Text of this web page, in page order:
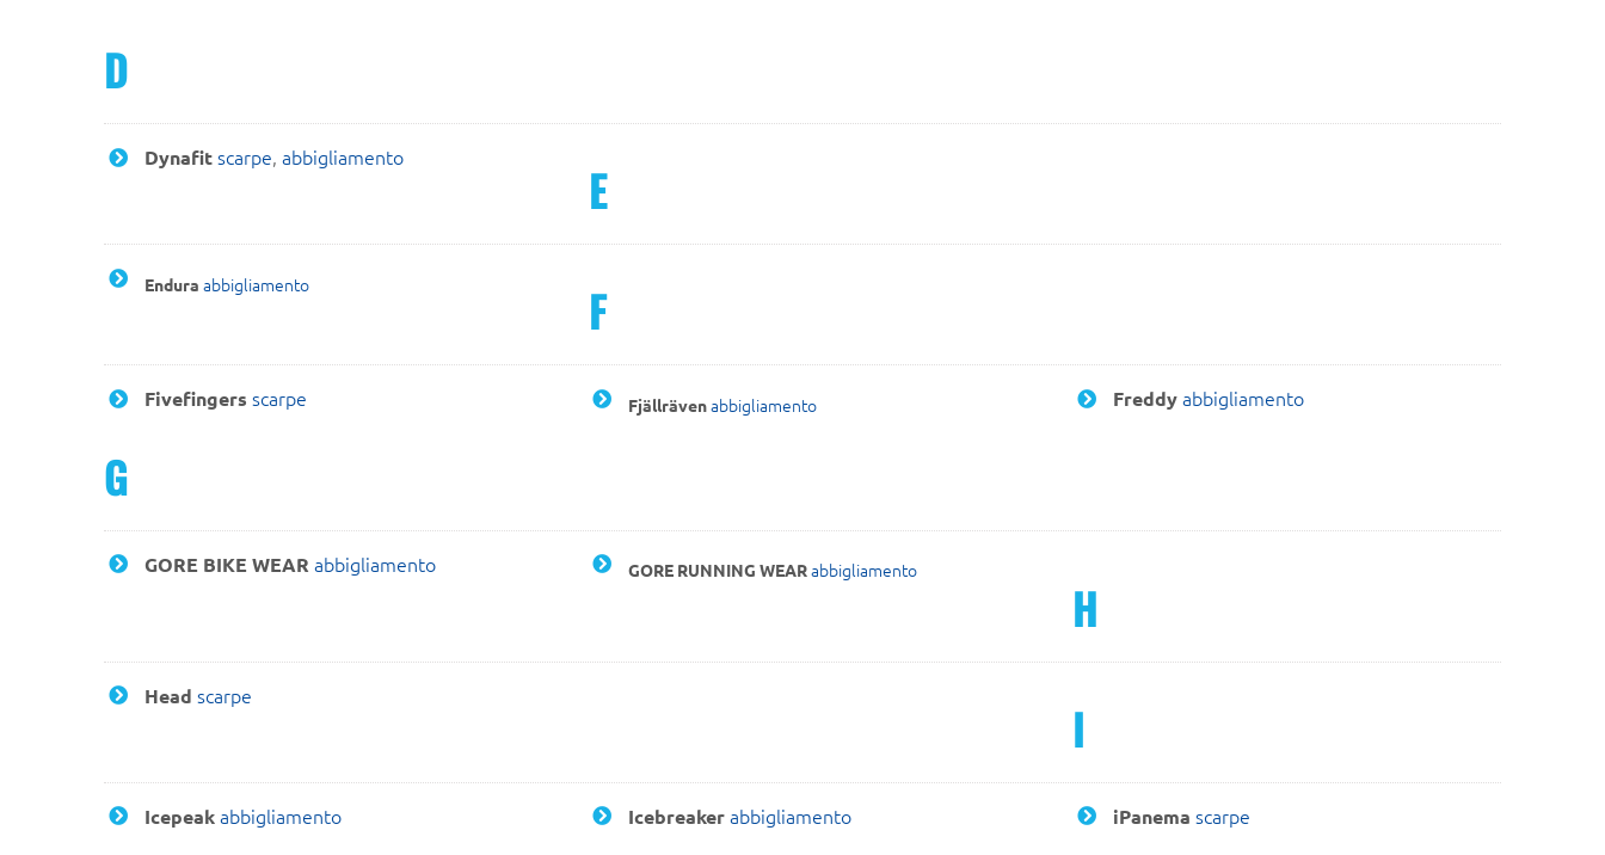
D
Dynafit scarpe, abbigliamento
E
Endura abbigliamento F
Fivefingers scarpe Fjällrävenabbigliamento Freddy abbigliamento
G
GORE BIKE WEAR abbigliamento GORE RUNNING WEARabbigliamento
H
Head scarpe
I
Icepeak abbigliamento Icebreakerabbigliamento iPanema scarpe